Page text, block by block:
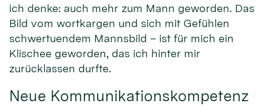
ich denke: auch mehr zum Mann geworden. Das
Bild vom wortkargen und sich mit Gefühlen
schwertuendem Mannsbild – ist für mich ein
Klischee geworden, das ich hinter mir
zurücklassen durfte.
Neue Kommunikationskompetenz